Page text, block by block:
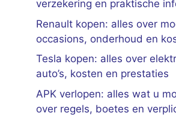
verzekering en praktische
Renault kopen: alles over
occasions, onderhoud en
Tesla kopen: alles over
auto’s, kosten en prestaties
APK verlopen: alles wat u
over regels, boetes en